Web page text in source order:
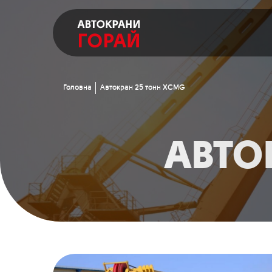
Головна Автокран 25 тонн XCMG